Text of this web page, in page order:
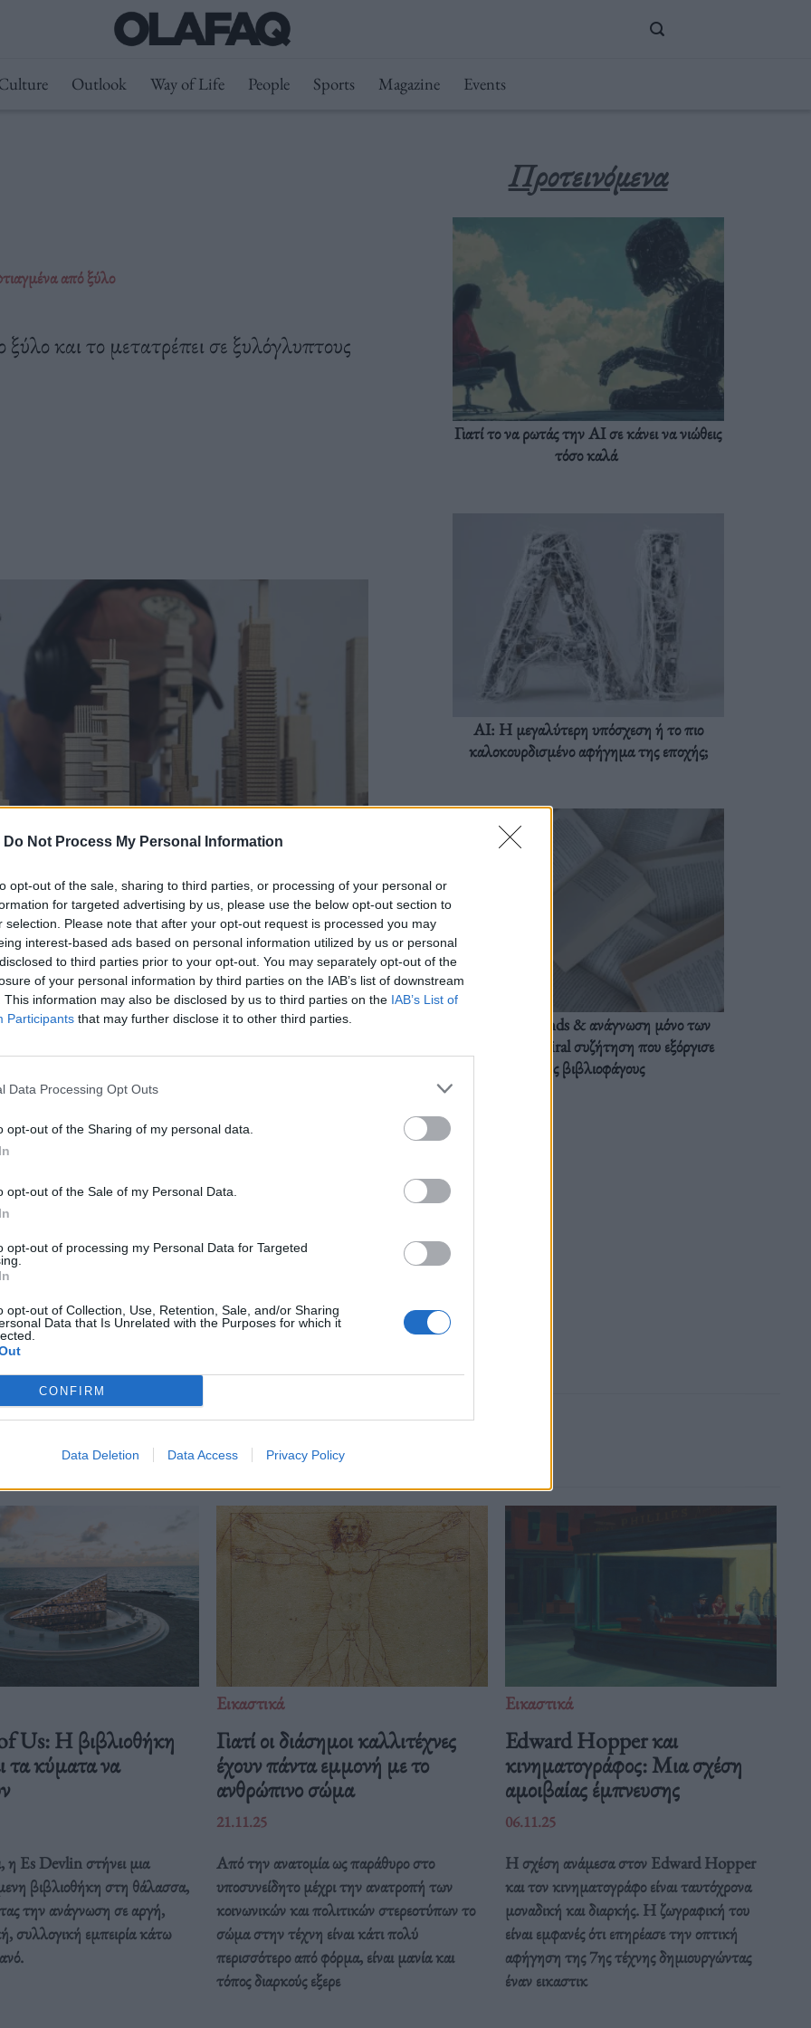
Do Not Process My Personal Information
opt-out of the sale, sharing to third parties, or processing of your personal or
for targeted advertising by us, please use the below opt-out section to
selection. Please note that after your opt-out request is processed you may
interest-based ads based on personal information utilized by us or personal
to third parties prior to your opt-out. You may separately opt-out of the
of your personal information by third parties on the IAB’s list of downstream
This information may also be disclosed by us to third parties on the IAB’s List of
Participants that may further disclose it to other third parties.
Data Processing Opt Outs
opt-out of the Sharing of my personal data.
opt-out of the Sale of my Personal Data.
opt-out of processing my Personal Data for Targeted
opt-out of Collection, Use, Retention, Sale, and/or Sharing
Data that Is Unrelated with the Purposes for which it
CONFIRM
Data Deletion Data Access Privacy Policy
Outlook Way of Life People Sports Magazine Events
από ξύλο
και το μετατρέπει σε ξυλόγλυπτους
ξύλο και το μετατρέπει σε
,ξυλογλυπτική τέχνη
Προτεινόμενα
Γιατί το να ρωτάς την AI σε κάνει να νιώθεις
τόσο καλά
AI: Η μεγαλύτερη υπόσχεση ή το πιο
καλοκουρδισμένο αφήγημα της εποχής;
BookTok trends & ανάγνωση μόνο των
διαλόγων: Η viral συζήτηση που εξόργισε
τους βιβλιοφάγους
Δείτε επίσης
Us: Η βιβλιοθήκη
τα κύματα να
η Es Devlin στήνει μια
βιβλιοθήκη στη θάλασσα,
την ανάγνωση σε αργή,
συλλογική εμπειρία κάτω
Εικαστικά
Γιατί οι διάσημοι καλλιτέχνες
έχουν πάντα εμμονή με το
ανθρώπινο σώμα
21.11.25
Από την ανατομία ως παράθυρο στο
υποσυνείδητο μέχρι την ανατροπή των
κοινωνικών και πολιτικών στερεοτύπων το
σώμα στην τέχνη είναι κάτι πολύ
περισσότερο από φόρμα, είναι μανία και
τόπος διαρκούς εξερε
Εικαστικά
Edward Hopper και
κινηματογράφος: Μια σχέση
αμοιβαίας έμπνευσης
06.11.25
Η σχέση ανάμεσα στον Edward Hopper
και τον κινηματογράφο είναι ταυτόχρονα
μοναδική και διαρκής. Η ζωγραφική του
είναι εμφανές ότι επηρέασε την οπτική
αφήγηση της 7ης τέχνης δημιουργώντας
έναν εικαστικ